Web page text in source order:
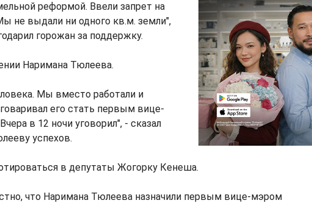
реформой. Ввели запрет на
не выдали ни одного кв.м. земли",
горожан за поддержку.
Наримана Тюлеева.
Мы вместо работали и
его стать первым вице-
в 12 ночи уговорил", - сказал
успехов.
в депутаты Жогорку Кенеша.
что Наримана Тюлеева назначили первым вице-мэром